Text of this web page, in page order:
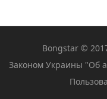
Bongstar ©
Законом Украины "Об